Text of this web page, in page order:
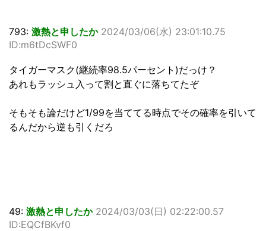
793: 激熱と申したか 2024/03/06(水) 23:01:10.75
ID:m6tDcSWF0
タイガーマスク(継続率98.5パーセント)だっけ？
あれもラッシュ入って割と直ぐに落ちてたぞ
そもそも論だけど1/99を当ててる時点でその確率を引いて
るんだから逆も引くだろ
49: 激熱と申したか 2024/03/03(日) 02:22:00.57
ID:EQCfBKvf0